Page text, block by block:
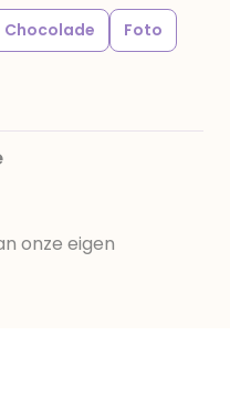
Chocolade
Foto
onze eigen